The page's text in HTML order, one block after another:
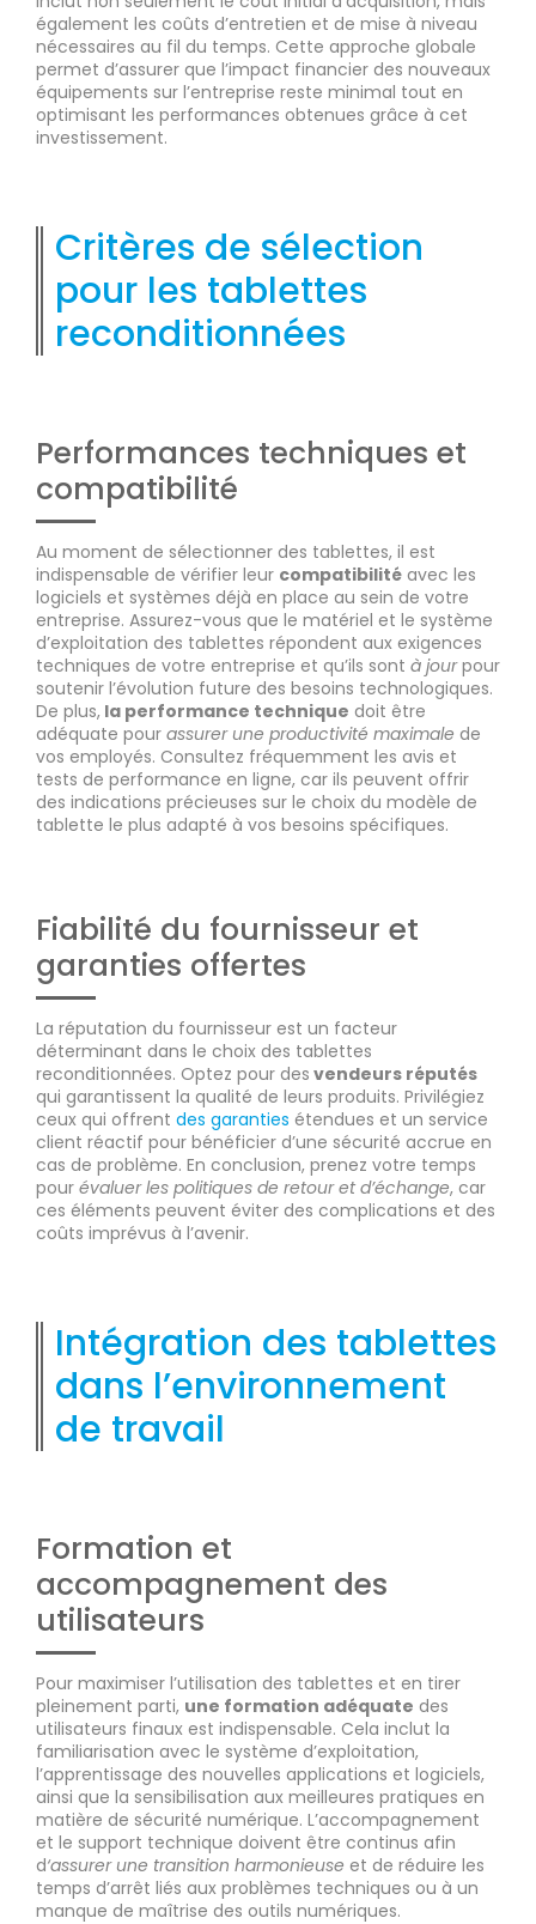
également les coûts d’entretien et de mise à niveau
nécessaires au fil du temps. Cette approche globale
permet d’assurer que l’impact financier des nouveaux
équipements sur l’entreprise reste minimal tout en
optimisant les performances obtenues grâce à cet
investissement.
Critères de sélection
pour les tablettes
reconditionnées
Performances techniques et
compatibilité
Au moment de sélectionner des tablettes, il est
indispensable de vérifier leur compatibilité avec les
logiciels et systèmes déjà en place au sein de votre
entreprise. Assurez-vous que le matériel et le système
d’exploitation des tablettes répondent aux exigences
techniques de votre entreprise et qu’ils sont à jourpour
soutenir l’évolution future des besoins technologiques.
De plus, la performance technique doit être
adéquate pour assurer une productivité maximale de
vos employés. Consultez fréquemment les avis et
tests de performance en ligne, car ils peuvent offrir
des indications précieuses sur le choix du modèle de
tablette le plus adapté à vos besoins spécifiques.
Fiabilité du fournisseur et
garanties offertes
La réputation du fournisseur est un facteur
déterminant dans le choix des tablettes
reconditionnées. Optez pour des vendeurs réputés
qui garantissent la qualité de leurs produits. Privilégiez
ceux qui offrent des garanties étendues et un service
client réactif pour bénéficier d’une sécurité accrue en
cas de problème. En conclusion, prenez votre temps
pour évaluer les politiques de retour et d’échange, car
ces éléments peuvent éviter des complications et des
coûts imprévus à l’avenir.
Intégration des tablettes
dans l’environnement
de travail
Formation et
accompagnement des
utilisateurs
Pour maximiser l’utilisation des tablettes et en tirer
pleinement parti, une formation adéquate des
utilisateurs finaux est indispensable. Cela inclut la
familiarisation avec le système d’exploitation,
l’apprentissage des nouvelles applications et logiciels,
ainsi que la sensibilisation aux meilleures pratiques en
matière de sécurité numérique. L’accompagnement
et le support technique doivent être continus afin
d‘assurer une transition harmonieuse et de réduire les
temps d’arrêt liés aux problèmes techniques ou à un
manque de maîtrise des outils numériques.